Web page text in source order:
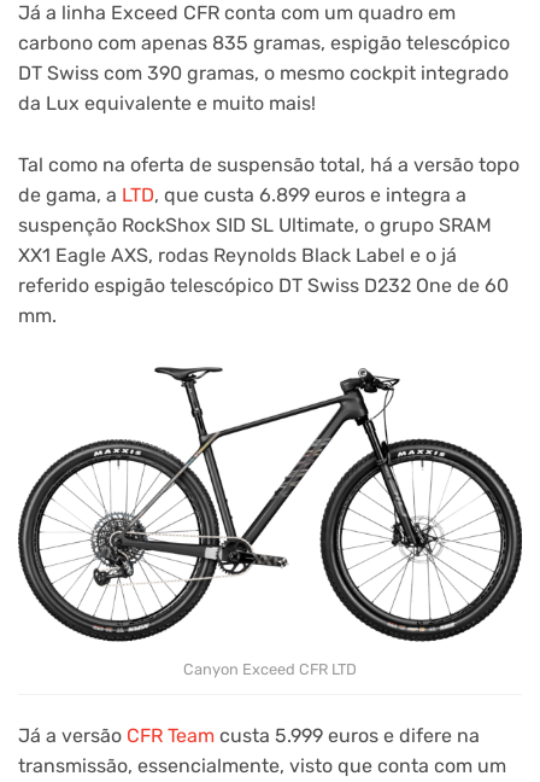
Já a linha Exceed CFR conta com um quadro em
carbono com apenas 835 gramas, espigão telescópico
DT Swiss com 390 gramas, o mesmo cockpit integrado
da Lux equivalente e muito mais!
Tal como na oferta de suspensão total, há a versão topo
de gama, a LTD, que custa 6.899 euros e integra a
suspenção RockShox SID SL Ultimate, o grupo SRAM
XX1 Eagle AXS, rodas Reynolds Black Label e o já
referido espigão telescópico DT Swiss D232 One de 60
mm.
Canyon Exceed CFR LTD
Já a versão CFR Team custa 5.999 euros e difere na
transmissão, essencialmente, visto que conta com um